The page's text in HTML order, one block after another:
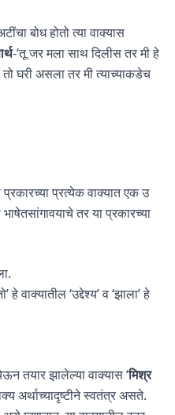
बोध होतो त्या वाक्यास
-‘तू जर मला साथ दिलीस तर मी हे
घरी असला तर मी त्याच्याकडेच
प्रकारच्या प्रत्येक वाक्यात एक उ
तर या प्रकारच्या
वाक्यातील ‘उद्देश्य’ व ‘झाला’ हे
तयार झालेल्या वाक्यास ‘मिश्र
अर्थाच्यादृष्टीने स्वतंत्र असते.